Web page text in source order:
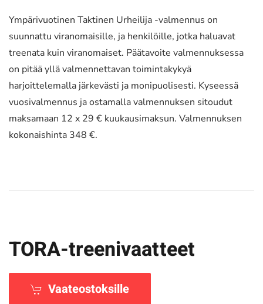
Ympärivuotinen Taktinen Urheilija -valmennus on
suunnattu viranomaisille, ja henkilöille, jotka haluavat
treenata kuin viranomaiset. Päätavoite valmennuksessa
on pitää yllä valmennettavan toimintakykyä
harjoittelemalla järkevästi ja monipuolisesti. Kyseessä
vuosivalmennus ja ostamalla valmennuksen sitoudut
maksamaan 12 x 29 € kuukausimaksun. Valmennuksen
kokonaishinta 348 €.
TORA-treenivaatteet
Vaateostoksille